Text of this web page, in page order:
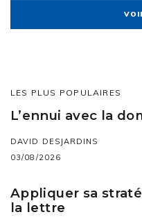
LES PLUS POPULAIRES
L’ennui avec la
DAVID DESJARDINS
03/08/2026
Appliquer sa
la lettre